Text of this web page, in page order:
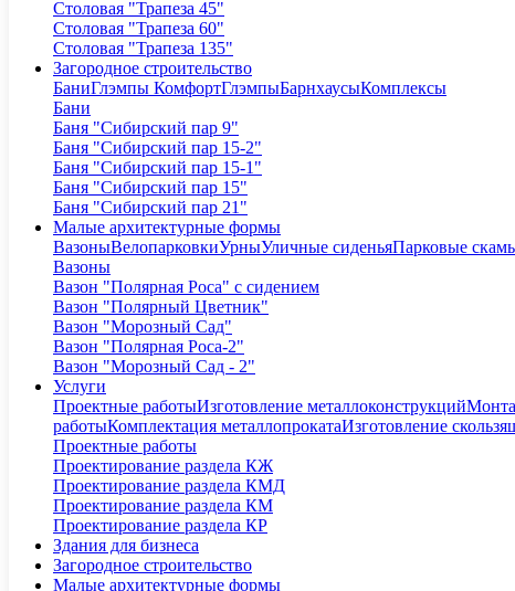
Столовая "Трапеза 45"
Столовая "Трапеза 60"
Столовая "Трапеза 135"
Загородное строительство
БаниГлэмпы КомфортГлэмпыБарнхаусыКомплексы
Бани
Баня "Сибирский пар 9"
Баня "Сибирский пар 15-2"
Баня "Сибирский пар 15-1"
Баня "Сибирский пар 15"
Баня "Сибирский пар 21"
Малые архитектурные формы
ВазоныВелопарковкиУрныУличные сиденьяПарковые
Вазоны
Вазон "Полярная Роса" с сидением
Вазон "Полярный Цветник"
Вазон "Морозный Сад"
Вазон "Полярная Роса-2"
Вазон "Морозный Сад - 2"
Услуги
Проектные работыИзготовление металлоконструкций
работыКомплектация металлопрокатаИзготовление
Проектные работы
Проектирование раздела КЖ
Проектирование раздела КМД
Проектирование раздела КМ
Проектирование раздела КР
Здания для бизнеса
Загородное строительство
Малые архитектурные формы